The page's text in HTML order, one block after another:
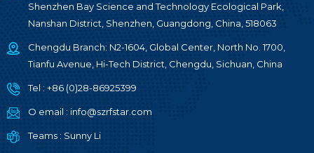
Shenzhen Bay Science and Technology Ecological Park,
Nanshan District, Shenzhen, Guangdong, China, 518063
Chengdu Branch: N2-1604, Global Center, North No. 1700,
Tianfu Avenue, Hi-Tech District, Chengdu, Sichuan, China
Tel : +86 (0)28-86925399
O email : info@szrfstar.com
Teams : Sunny Li